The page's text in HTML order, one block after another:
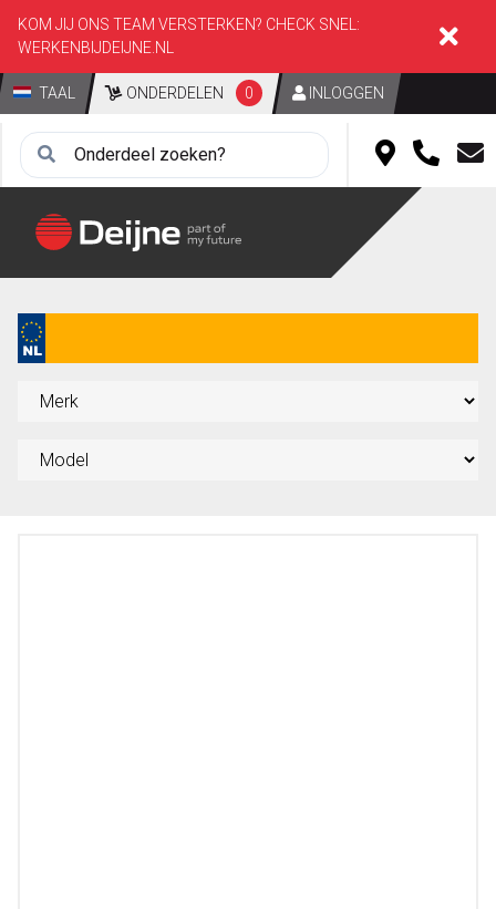
KOM JIJ ONS TEAM VERSTERKEN? CHECK SNEL:
WERKENBIJDEIJNE.NL
TAAL ONDERDELEN 0 INLOGGEN